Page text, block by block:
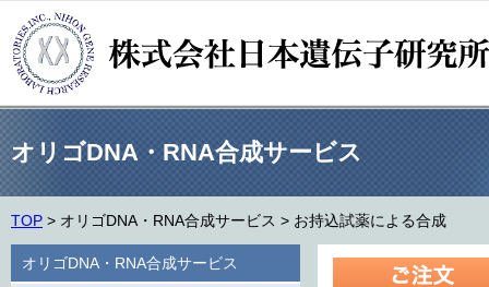
オリゴDNA・RNA合成サービス
TOP > オリゴDNA・RNA合成サービス > お持込試薬による合成
オリゴDNA・RNA合成サービス